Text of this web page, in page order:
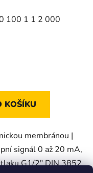
100 1 1 2 000
KOŠÍKU
membránou |
signál 0 až 20 mA,
G1/2" DIN 3852